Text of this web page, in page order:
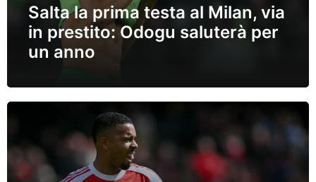
Salta la prima testa al Milan, via
in prestito: Odogu saluterà per
un anno